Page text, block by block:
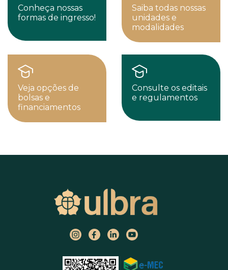
Conheça nossas
formas de ingresso!
Saiba todas nossas
unidades e
modalidades
Veja opções de
bolsas e
financiamentos
Consulte os editais
e regulamentos